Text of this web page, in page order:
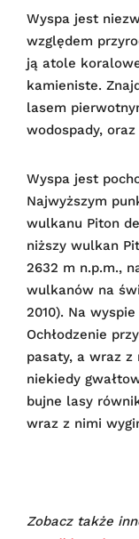
Wyspa jest
względem
ją atole
kamieniste.
lasem
wodospady,
Wyspa jest
Najwyższym
wulkanu Piton
niższy wulkan
2632 m n.p.m.,
wulkanów na
2010). Na
Ochłodzenie
pasaty, a wraz z
niekiedy
bujne lasy
wraz z nimi
Zobacz także